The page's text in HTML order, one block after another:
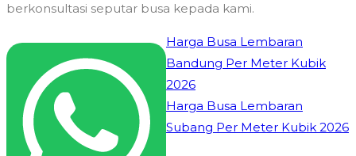
berkonsultasi seputar busa kepada kami.
Navigasi
pos
Harga Busa Lembaran
Bandung Per Meter Kubik
2026
Harga Busa Lembaran
Subang Per Meter Kubik 2026